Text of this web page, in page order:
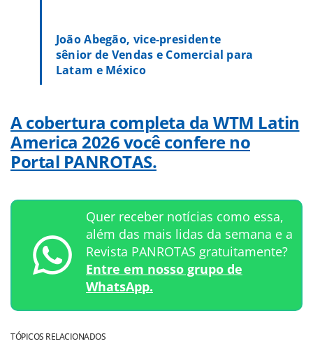
João Abegão, vice-presidente
sênior de Vendas e Comercial para
Latam e México
A cobertura completa da WTM Latin
America 2026 você confere no
Portal PANROTAS.
Quer receber notícias como essa,
além das mais lidas da semana e a
Revista PANROTAS gratuitamente?
Entre em nosso grupo de
WhatsApp.
TÓPICOS RELACIONADOS